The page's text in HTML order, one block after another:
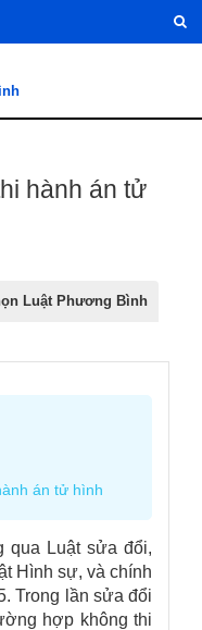
hành án tử
Luật Phương Bình
án tử hình
qua Luật sửa đổi,
Hình sự, và chính
Trong lần sửa đổi
hợp không thi